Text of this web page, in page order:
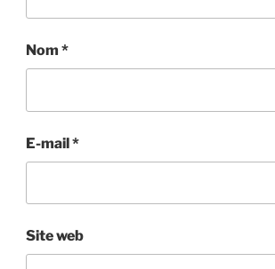
Nom *
E-mail*
Site web